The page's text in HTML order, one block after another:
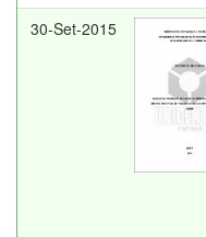
30-Set-2015